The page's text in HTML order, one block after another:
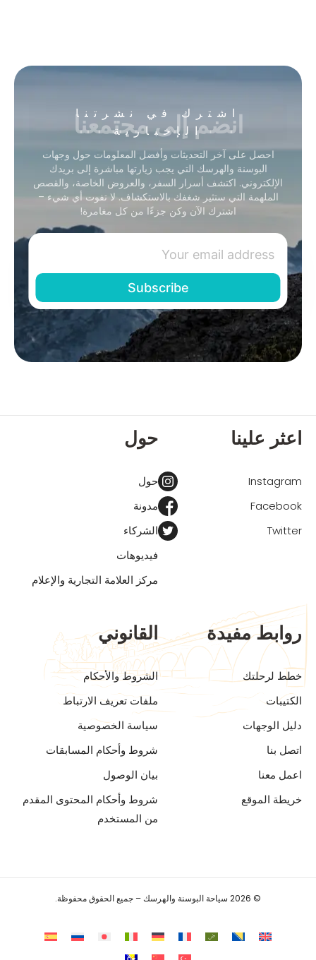
اشترك في نشرتنا
الإخبارية
انضم إلى مجتمعنا
احصل على آخر التحديثات وأفضل المعلومات حول وجهات
البوسنة والهرسك التي يجب زيارتها مباشرة إلى بريدك
الإلكتروني. اكتشف أسرار السفر، والعروض الخاصة، والقصص
الملهمة التي ستثير شغفك بالاستكشاف. لا تفوت أي شيء –
اشترك الآن وكن جزءًا من كل مغامرة!
اعثر علينا
Instagram
Facebook
Twitter
حول
حول
مدونة
الشركاء
فيديوهات
مركز العلامة التجارية والإعلام
روابط مفيدة
خطط لرحلتك
الكتيبات
دليل الوجهات
اتصل بنا
اعمل معنا
خريطة الموقع
القانوني
الشروط والأحكام
ملفات تعريف الارتباط
سياسة الخصوصية
شروط وأحكام المسابقات
بيان الوصول
شروط وأحكام المحتوى المقدم
من المستخدم
© 2026 سياحة البوسنة والهرسك – جميع الحقوق محفوظة.